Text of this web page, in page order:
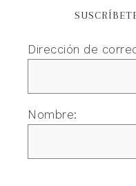
Dirección de
Nombre: